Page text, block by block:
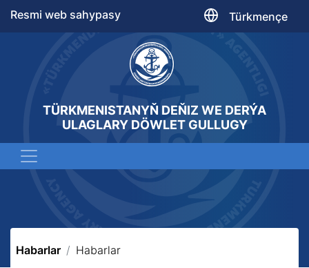
Resmi web sahypasy Türkmençe
TÜRKMENISTANYŇ DEŇIZ WE DERÝA
ULAGLARY DÖWLET GULLUGY
Habarlar Habarlar